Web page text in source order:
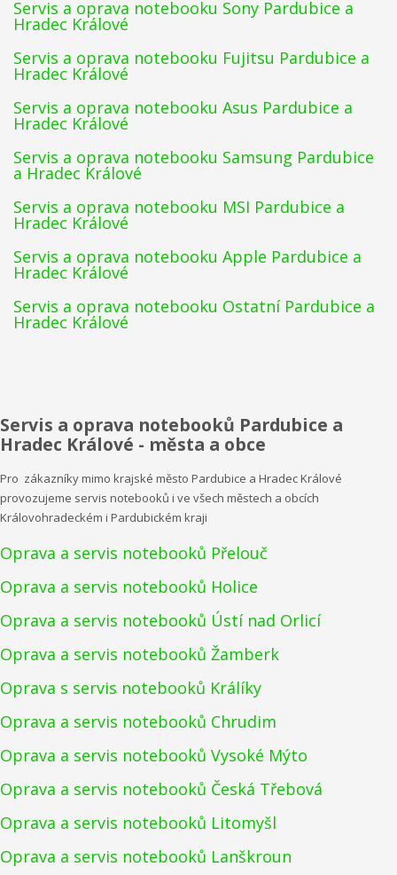
Servis a oprava notebooku Sony Pardubice a
Hradec Králové
Servis a oprava notebooku Fujitsu Pardubice a
Hradec Králové
Servis a oprava notebooku Asus Pardubice a
Hradec Králové
Servis a oprava notebooku Samsung Pardubice
a Hradec Králové
Servis a oprava notebooku MSI Pardubice a
Hradec Králové
Servis a oprava notebooku Apple Pardubice a
Hradec Králové
Servis a oprava notebooku Ostatní Pardubice a
Hradec Králové
Servis a oprava notebooků Pardubice a
Hradec Králové - města a obce
Pro zákazníky mimo krajské město Pardubice a Hradec Králové
provozujeme servis notebooků i ve všech městech a obcích
Královohradeckém i Pardubickém kraji
Oprava a servis notebooků Přelouč
Oprava a servis notebooků Holice
Oprava a servis notebooků Ústí nad Orlicí
Oprava a servis notebooků Žamberk
Oprava s servis notebooků Králíky
Oprava a servis notebooků Chrudim
Oprava a servis notebooků Vysoké Mýto
Oprava a servis notebooků Česká Třebová
Oprava a servis notebooků Litomyšl
Oprava a servis notebooků Lanškroun